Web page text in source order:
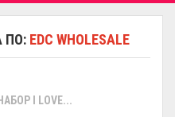
ПО: EDC WHOLESALE
I LOVE...